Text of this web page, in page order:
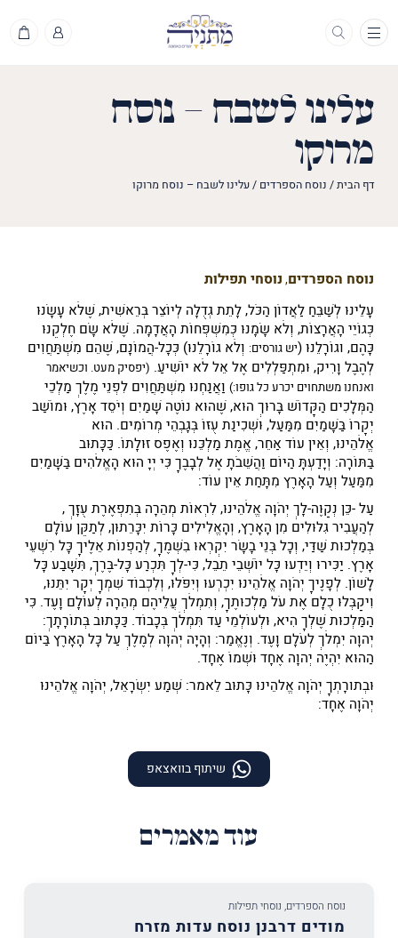
תפריט
עלינו לשבח – נוסח
מרוקו
דף הבית/ נוסח הספרדים /עלינו לשבח – נוסח מרוקו
נוסח הספרדים,נוסחי תפילות
עָלֵינוּ לְשַׁבֵּחַ לַאֲדוֹן הַכֹּל, לָתֵת גְּדֻלָּה לְיוֹצֵר בְּרֵאשִׁית, שֶׁלֹּא עָשָׂנוּ
כְּגוֹיֵי הָאֲרָצוֹת, וְלֹא שָׂמָנוּ כְּמִשְׁפְּחוֹת הָאֲדָמָה. שֶׁלֹּא שָׂם חֶלְקֵנוּ
כָּהֶם, וגוֹרָלֵנוּ(יש גורסים: וְלֹא גוֹרָלֵנוּ) כְּכָל-הֲמוֹנָם, שֶׁהֵם מִשְׁתַּחֲוִים
לְהֶבֶל וָרִיק, וּמִתְפַּלְּלִים אֶל אֵל לֹא יוֹשִׁיעַ. (יפסיק מעט. וכשיאמר
ואנחנו משתחוים יכרע כל גופו:)וַאֲנַחְנוּ מִשְׁתַּחֲוִים לִפְנֵי מֶלֶךְ מַלְכֵי
הַמְּלָכִים הַקָּדוֹשׁ בָּרוּךְ הוּא, שֶׁהוּא נוֹטֶה שָׁמַיִם וְיֹסֵד אָרֶץ, וּמוֹשַׁב
יְקָרוֹ בַּשָּׁמַיִם מִמַּעַל, וּשְׁכִינַת עֻזּוֹ בְּגָבְהֵי מְרוֹמִים. הוּא
אֱלֹהֵינוּ, וְאֵין עוֹד אַחֵר, אֱמֶת מַלְכֵּנוּ וְאֶפֶס זוּלָתוֹ. כַּכָּתוּב
בַּתּוֹרָה: וְיָדַעְתָּ הַיּוֹם וַהֲשֵׁבֹתָ אֶל לְבָבֶךָ כִּי יְיָ הוּא הָאֱלֹהִים בַּשָּׁמַיִם
מִמַּעַל וְעַל הָאָרֶץ מִתָּחַת אֵין עוֹד:
עַל-כֵּן נְקַוֶּה-לָּךְיְהֹוָה אֱלֹהֵינוּ, לִרְאוֹת מְהֵרָה בְּתִפְאֶרֶת עֻזָּךְ,
לְהַעֲבִיר גִּלּוּלִים מִן הָאָרֶץ, וְהָאֱלִילִים כָּרוֹת יִכָּרֵתוּן,לְתַקֵּןעוֹלָם
בְּמַלְכוּת שַׁדַּי, וְכָל בְּנֵי בָשָׂר יִקְרְאוּ בִשְׁמֶךָ, לְהַפְנוֹת אֵלֶיךָ כָּל רִשְׁעֵי
אָרֶץ. יַכִּירוּ וְיֵדְעוּ כָּל יוֹשְׁבֵי תֵבֵל, כִּי-לְךָ תִּכְרַע כָּל-בֶּרֶךְ, תִּשָּׁבַע כָּל
לָשׁוֹן. לְפָנֶיךָ יְהֹוָה אֱלֹהֵינוּ יִכְרְעוּ וְיִפֹּלוּ, וְלִכְבוֹד שִׁמְךָ יְקָר יִתֵּנוּ,
וִיקַבְּלוּ כֻלָּם אֶת עֹל מַלְכוּתֶךָ, וְתִמְלֹךְ עֲלֵיהֶם מְהֵרָה לְעוֹלָם וָעֶד. כִּי
הַמַּלְכוּת שֶׁלְּךָ הִיא, וּלְעוֹלְמֵי עַד תִּמְלֹךְ בְּכָבוֹד. כַּכָּתוּבבְּתוֹרָתָךְ:
יְהוָה יִמְלֹךְ לְעֹלָם וָעֶד. וְנֶאֱמַר: וְהָיָה יְהוָה לְמֶלֶךְ עַל כָּל הָאָרֶץ בַּיּוֹם
הַהוּא יִהְיֶה יְהוָה אֶחָד וּשְׁמוֹ אֶחָד.
וּבְתורָתְךָ יְהֹוָה אֱלהֵינוּ כָּתוּב לֵאמר: שְׁמַע יִשְׂרָאֵל, יְהֹוָה אֱלהֵינוּ
יְהֹוָה אֶחָד:
שיתוף בוואצאפ
עוד מאמרים
נוסח הספרדים, נוסחי תפילות
מודים דרבנן נוסח עדות מזרח